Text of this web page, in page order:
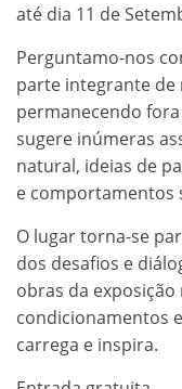
até dia 11 de
Perguntamo-nos
parte integrante de
permanecendo
sugere inúmeras
natural, ideias de
e comportamentos
O lugar torna-se
dos desafios e
obras da
condicionamentos
carrega e inspira.